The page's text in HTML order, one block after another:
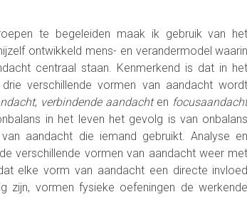
te begeleiden maak ik gebruik van het
ontwikkeld mens- en verandermodel waarin
centraal staan. Kenmerkend is dat in het
verschillende vormen van aandacht wordt
, verbindende aandachten
in het leven het gevolg is van onbalans
aandacht die iemand gebruikt. Analyse en
verschillende vormen van aandacht weer met
elke vorm van aandacht een directe invloed
zijn, vormen fysieke oefeningen de werkende